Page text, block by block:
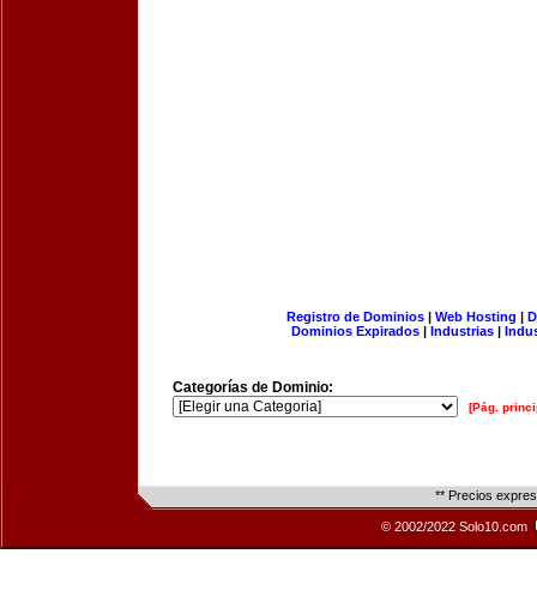
Registro de Dominios| Web Hosting |
Dominios Expirados | Industrias |
Categorías de Dominio:
[Pág.
** Precios
© 2002/2022 Solo10.com